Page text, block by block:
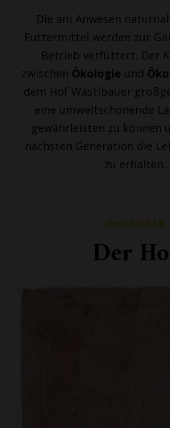
Die am Anwesen
Futtermittel werden zur
Betrieb verfüttert. Der
zwischen Ökologie und
dem Hof Wastlbauer
eine umweltschonende
gewährleisten zu können
nächsten Generation die
zu erhalten.
Geschichte
Der